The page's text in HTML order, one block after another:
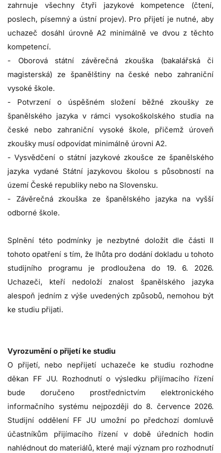
zahrnuje všechny čtyři jazykové kompetence (čtení,
poslech, písemný a ústní projev). Pro přijetí je nutné, aby
uchazeč dosáhl úrovně A2 minimálně ve dvou z těchto
kompetencí.
- Oborová státní závěrečná zkouška (bakalářská či
magisterská) ze španělštiny na české nebo zahraniční
vysoké škole.
- Potvrzení o úspěšném složení běžné zkoušky ze
španělského jazyka v rámci vysokoškolského studia na
české nebo zahraniční vysoké škole, přičemž úroveň
zkoušky musí odpovídat minimálně úrovni A2.
- Vysvědčení o státní jazykové zkoušce ze španělského
jazyka vydané Státní jazykovou školou s působností na
území České republiky nebo na Slovensku.
- Závěrečná zkouška ze španělského jazyka na vyšší
odborné škole.
Splnění této podmínky je nezbytné doložit dle části II
tohoto opatření s tím, že lhůta pro dodání dokladu u tohoto
studijního programu je prodloužena do 19. 6. 2026.
Uchazeči, kteří nedoloží znalost španělského jazyka
alespoň jedním z výše uvedených způsobů, nemohou být
ke studiu přijati.
Vyrozumění o přijetí ke studiu
O přijetí, nebo nepřijetí uchazeče ke studiu rozhodne
děkan FF JU. Rozhodnutí o výsledku přijímacího řízení
bude doručeno prostřednictvím elektronického
informačního systému nejpozději do 8. července 2026.
Studijní oddělení FF JU umožní po předchozí domluvě
účastníkům přijímacího řízení v době úředních hodin
nahlédnout do materiálů, které mají význam pro rozhodnutí